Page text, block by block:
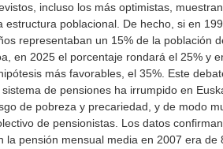
incluso los más optimistas,
estructura poblacional. De hecho, si en
representaban un 15% de la población
en 2025 el porcentaje rondará el 25% y
más favorables, el 35%. Este
de pensiones ha irrumpido en
de pobreza y precariedad, y de modo
de pensionistas. Los datos
la pensión mensual media en 2007 era de